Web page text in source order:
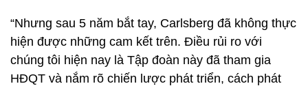
“Nhưng sau 5 năm bắt tay, Carlsberg đã không thực
hiện được những cam kết trên. Điều rủi ro với
chúng tôi hiện nay là Tập đoàn này đã tham gia
HĐQT và nắm rõ chiến lược phát triển, cách phát